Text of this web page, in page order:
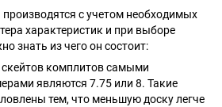
с учетом необходимых
характеристик и при выборе
знать из чего он состоит:
скейтов комплитов самыми
являются 7.75 или 8. Такие
тем, что меньшую доску легче